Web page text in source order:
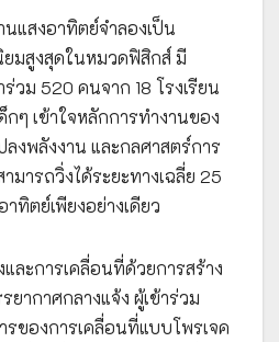
แสงอาทิตย์จำลองเป็น
มสูงสุดในหมวดฟิสิกส์ มี
วม 520 คนจาก 18 โรงเรียน
ๆ เข้าใจหลักการทำงานของ
ลงพลังงาน และกลศาสตร์การ
มารถวิ่งได้ระยะทางเฉลี่ย 25
ทิตย์เพียงอย่างเดียว
ละการเคลื่อนที่ด้วยการสร้าง
ากาศกลางแจ้ง ผู้เข้าร่วม
รของการเคลื่อนที่แบบโพรเจค